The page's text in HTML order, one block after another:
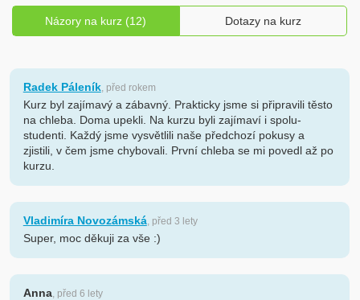
Názory na kurz (12) Dotazy na kurz
Radek Páleník, před rokem
Kurz byl zajímavý a zábavný. Prakticky jsme si připravili těsto
na chleba. Doma upekli. Na kurzu byli zajímaví i spolu-
studenti. Každý jsme vysvětlili naše předchozí pokusy a
zjistili, v čem jsme chybovali. První chleba se mi povedl až po
kurzu.
Vladimíra Novozámská, před 3 lety
Super, moc děkuji za vše :)
Anna, před 6 lety